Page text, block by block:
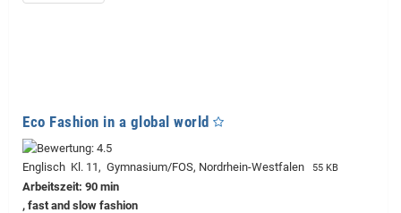
Eco Fashion in a global world
Englisch Kl. 11, Gymnasium/FOS, Nordrhein-Westfalen 55 KB
Arbeitszeit: 90 min
, fast and slow fashion